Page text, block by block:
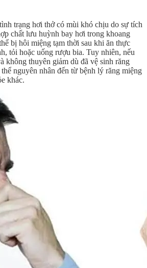
trạng hơi thở có mùi khó chịu do sự tích
chất lưu huỳnh bay hơi trong khoang
bị hôi miệng tạm thời sau khi ăn thực
tỏi hoặc uống rượu bia. Tuy nhiên, nếu
không thuyên giảm dù đã vệ sinh răng
nguyên nhân đến từ bệnh lý răng miệng
khác.